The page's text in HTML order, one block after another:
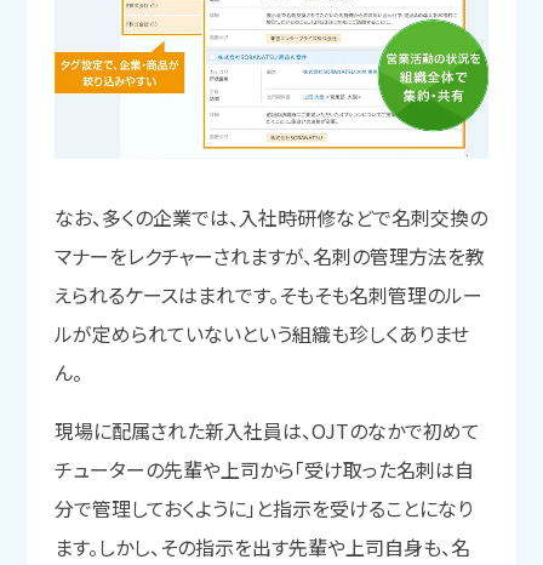
なお、多くの企業では、入社時研修などで名刺交換の
マナーをレクチャーされますが、名刺の管理方法を教
えられるケースはまれです。そもそも名刺管理のルー
ルが定められていないという組織も珍しくありませ
ん。
現場に配属された新入社員は、OJTのなかで初めて
チューターの先輩や上司から「受け取った名刺は自
分で管理しておくように」と指示を受けることになり
ます。しかし、その指示を出す先輩や上司自身も、名